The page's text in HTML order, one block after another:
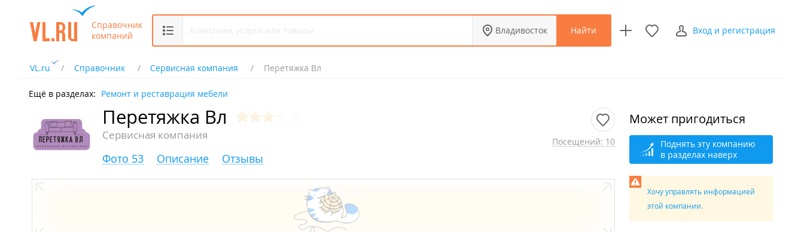
Справочник
компаний
Владивосток Найти Вход и регистрация
VL.ru Справочник Сервисная компания Перетяжка Вл
Ещё в разделах: Ремонт и реставрация мебели
Перетяжка Вл
Сервисная компания Посещений: 10
Фото 53 Описание Отзывы
Может пригодиться
Поднять эту компанию
в разделах наверх
Хочу управлять информацией
этой компании.